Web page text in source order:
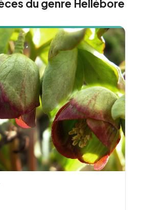
du genre Hellébore